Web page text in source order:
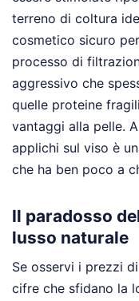
terreno di coltura
cosmetico sicuro
processo di
aggressivo che
quelle proteine
vantaggi alla pelle.
applichi sul viso è
che ha ben poco a
Il paradosso
lusso naturale
Se osservi i prezzi
cifre che sfidano la